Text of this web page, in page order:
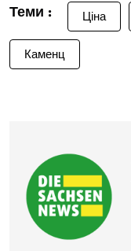
Теми : Ціна
Каменц